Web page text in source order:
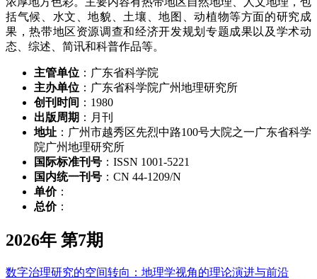
括气候、水文、地貌、土壤、地图、动植物等方面的研究成
果，热带地区资源调查和经济开发规划专题成果以及学术动
态、综述、简讯和科普作品等。
主管单位 ：广东省科学院
主办单位 ：广东省科学院广州地理研究所
创刊时间 ：1980
出版周期 ：月刊
地址 ：广州市越秀区先烈中路100号大院之一广东省科学
院广州地理研究所
国际标准刊号 ：ISSN 1001-5221
国内统一刊号 ：CN 44-1209/N
单价：
总价：
2026年 第7期
数字治理研究的空间转向：地理学视角的理论演进与前沿